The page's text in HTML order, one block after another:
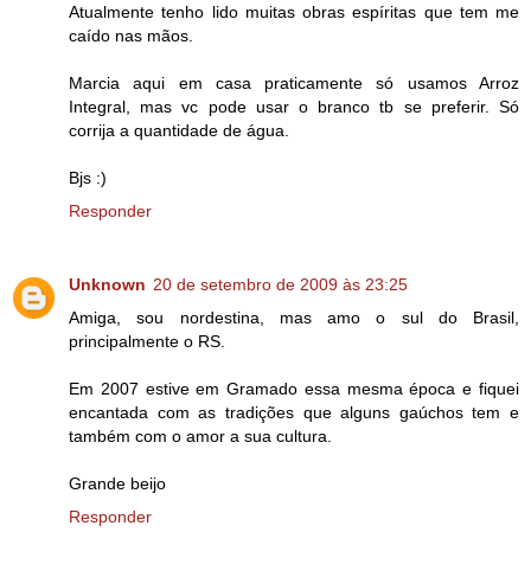
Atualmente tenho lido muitas obras espíritas que tem me
caído nas mãos.
Marcia aqui em casa praticamente só usamos Arroz
Integral, mas vc pode usar o branco tb se preferir. Só
corrija a quantidade de água.
Bjs :)
Responder
Unknown 20 de setembro de 2009 às 23:25
Amiga, sou nordestina, mas amo o sul do Brasil,
principalmente o RS.
Em 2007 estive em Gramado essa mesma época e fiquei
encantada com as tradições que alguns gaúchos tem e
também com o amor a sua cultura.
Grande beijo
Responder